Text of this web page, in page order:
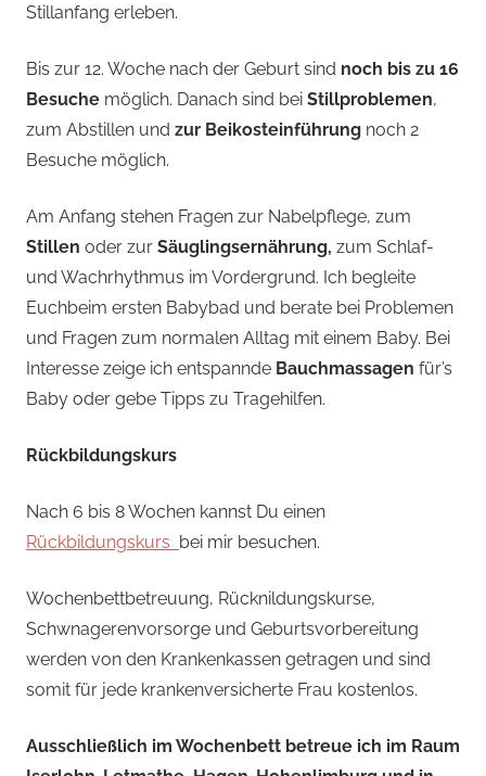
Stillanfang erleben.
Bis zur 12. Woche nach der Geburt sind noch bis zu 16
Besuche möglich. Danach sind bei Stillproblemen,
zum Abstillen und zur Beikosteinführung noch 2
Besuche möglich.
Am Anfang stehen Fragen zur Nabelpflege, zum
Stillen oder zur Säuglingsernährung, zum Schlaf-
und Wachrhythmus im Vordergrund. Ich begleite
Euchbeim ersten Babybad und berate bei Problemen
und Fragen zum normalen Alltag mit einem Baby. Bei
Interesse zeige ich entspannde Bauchmassagen für’s
Baby oder gebe Tipps zu Tragehilfen.
Rückbildungskurs
Nach 6 bis 8 Wochen kannst Du einen
Rückbildungskurs bei mir besuchen.
Wochenbettbetreuung, Rücknildungskurse,
Schwnagerenvorsorge und Geburtsvorbereitung
werden von den Krankenkassen getragen und sind
somit für jede krankenversicherte Frau kostenlos.
Ausschließlich im Wochenbett betreue ich im Raum